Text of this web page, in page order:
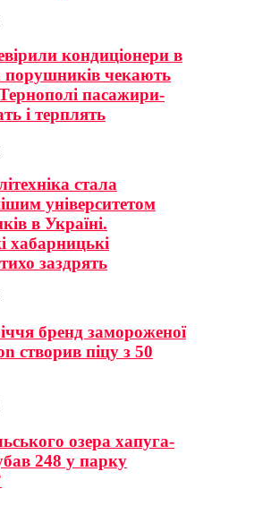
кондиціонери в
порушників чекають
пасажири-
і терплять
стала
університетом
в Україні.
хабарницькі
заздрять
бренд замороженої
створив піцу з 50
озера хапуга-
248 у парку